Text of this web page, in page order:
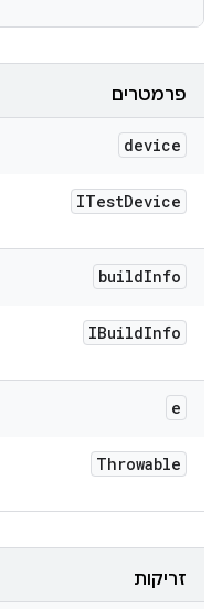
פרמטרים
device
ITestDevice
buildInfo
IBuildInfo
e
Throwable
זריקות